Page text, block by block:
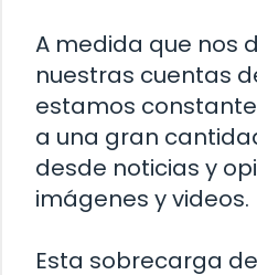
A medida que nos
nuestras cuentas
estamos
a una gran
desde noticias y
imágenes y videos.
Esta sobrecarga